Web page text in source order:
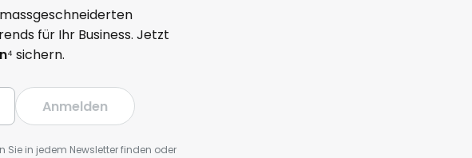
für Ihr Business. Jetzt
⁴ sichern.
Anmelden
Sie in jedem Newsletter finden oder